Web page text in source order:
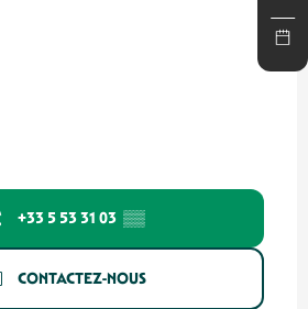
+33 5 53 31 03 ▒▒
CONTACTEZ-NOUS